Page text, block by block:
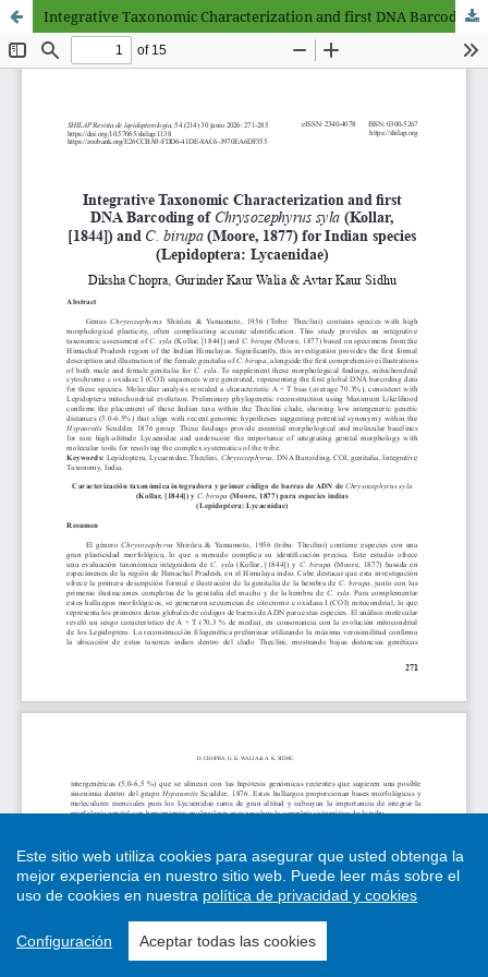
Integrative Taxonomic Characterization and first DNA Barcoding of Chrysozephyrus syla (Kollar, [1844]) and C. birupa (Moore, 1877) for Indian species (Lepidoptera: Lycaenidae)
Este sitio web utiliza cookies para asegurar que usted obtenga la
mejor experiencia en nuestro sitio web. Puede leer más sobre el
uso de cookies en nuestra política de privacidad y cookies
Configuración Aceptar todas las cookies